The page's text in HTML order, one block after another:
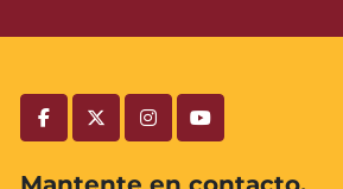
facebooktwitterinstagramyoutube